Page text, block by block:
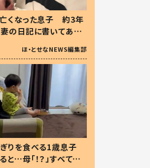
くなった息子 約3年
の日記に書いてあっ
ほ・とせなNEWS編集部
りを食べる1歳息子
と…母「！？」すべてを